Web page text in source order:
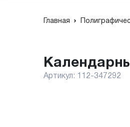
Главная
Артикул: 112-347292